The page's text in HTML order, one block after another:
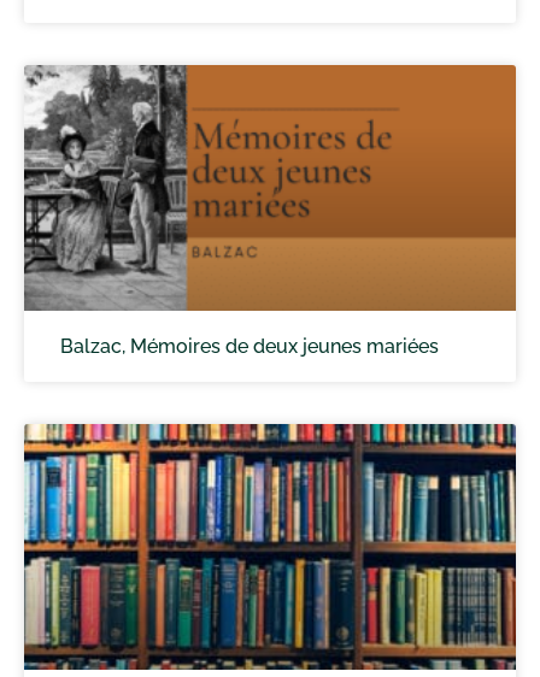
Balzac, Mémoires de deux jeunes mariées